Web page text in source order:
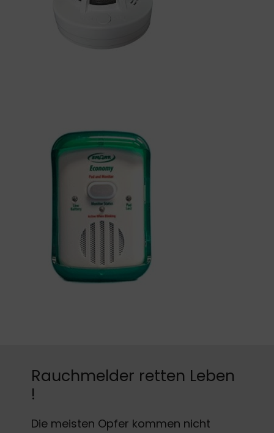
Rauchmelder retten Leben
!
Die meisten Opfer kommen nicht